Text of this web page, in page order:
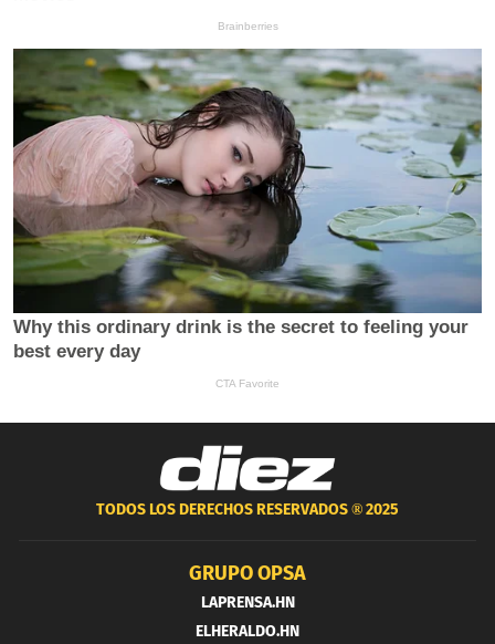
TODOS LOS DERECHOS RESERVADOS ®2025
GRUPO OPSA
LAPRENSA.HN
ELHERALDO.HN